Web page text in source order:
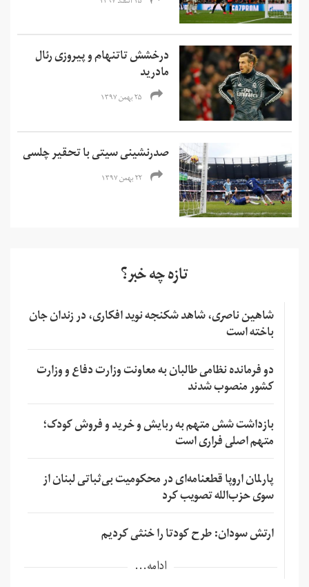
درخشش تاتنهام و پیروزی رئال
مادرید
۲۵ بهمن ۱۳۹۷
صدرنشینی سیتی با تحقیر چلسی
۲۲ بهمن ۱۳۹۷
تازه چه خبر؟
شاهین ناصری، شاهد شکنجه نوید افکاری، در زندان جان
باخته است
دو فرمانده نظامی طالبان به معاونت وزارت دفاع و وزارت
کشور منصوب شدند
بازداشت شش متهم به ربایش و خرید و فروش کودک؛
متهم اصلی فراری است
پارلمان اروپا قطعنامه‌ای در محکومیت بی‌ثباتی لبنان از
سوی حزب‌الله تصویب کرد
ارتش سودان: طرح کودتا را خنثی کردیم
ادامه...